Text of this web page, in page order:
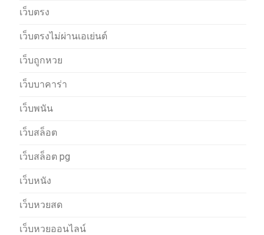
เว็บตรง
เว็บตรงไม่ผ่านเอเย่นต์
เว็บถูกหวย
เว็บบาคาร่า
เว็บพนัน
เว็บสล็อต
เว็บสล็อต pg
เว็บหนัง
เว็บหวยสด
เว็บหวยออนไลน์